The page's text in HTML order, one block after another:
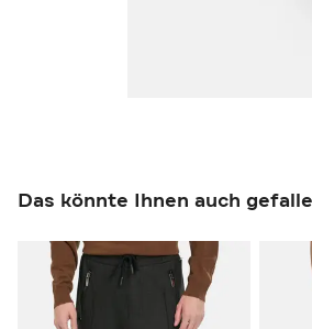
Das könnte Ihnen auch